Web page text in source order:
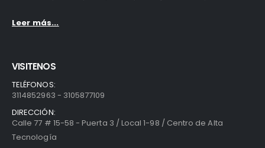
Leer más...
VISITENOS
TELÉFONOS:
3114852963 - 3105877109
DIRECCIÓN:
Calle 77 # 15-58 - Puerta 3 / Local 1-98 / Centro de Alta
Tecnología